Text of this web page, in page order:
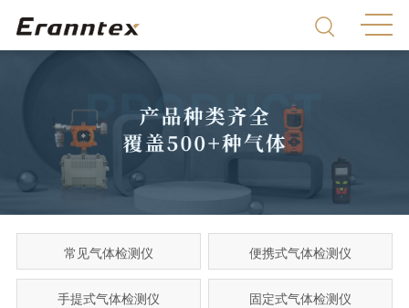
常见气体检测仪 便携式气体检测仪
手提式气体检测仪 固定式气体检测仪